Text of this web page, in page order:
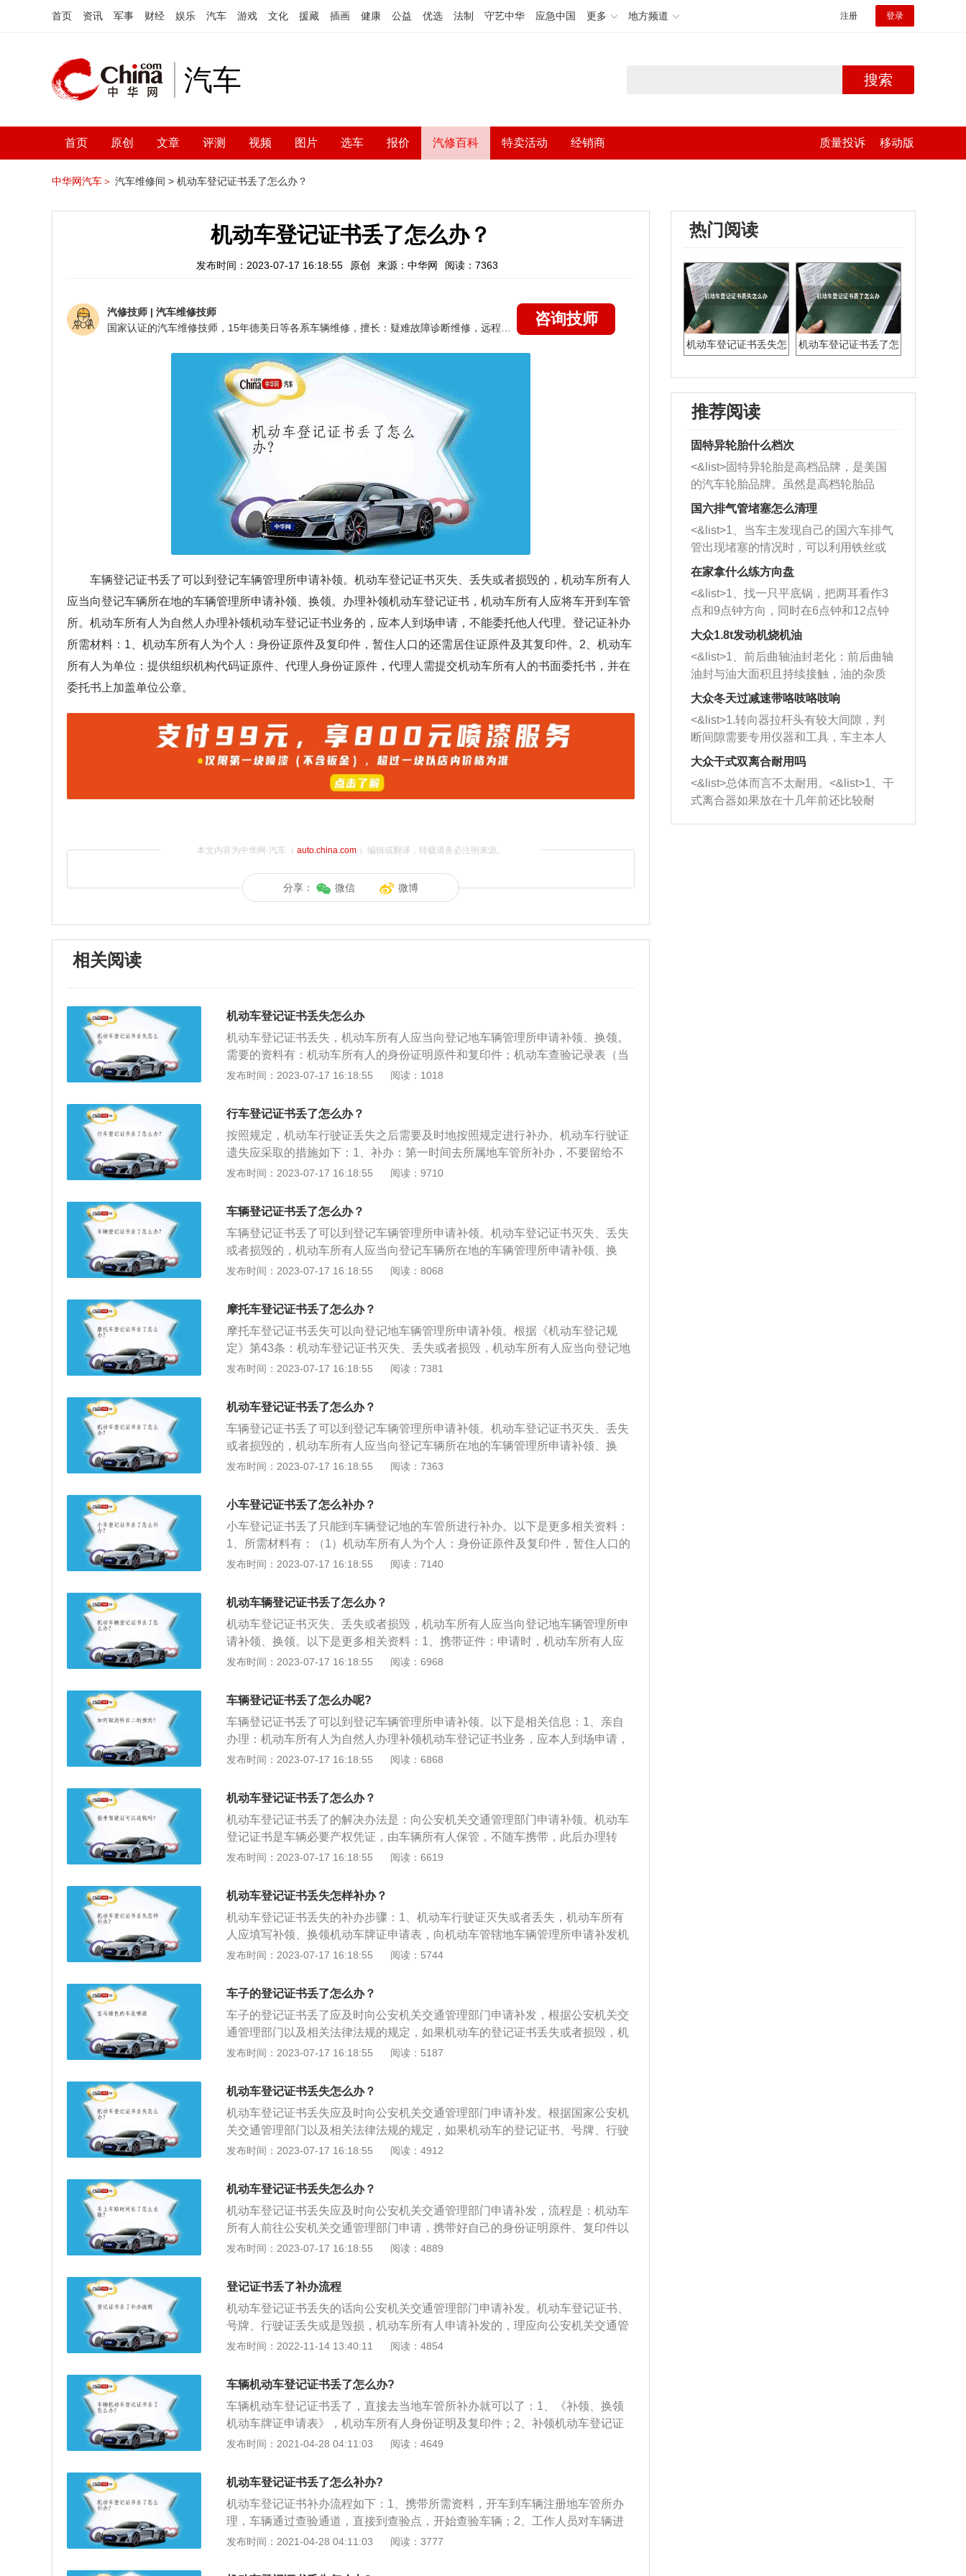
首页 资讯 军事 财经 娱乐 汽车 游戏 文化 援藏 插画 健康 公益 优选 法制 守艺中华 应急中国 更多 地方频道 注册 登录
汽车 搜索
首页 原创 文章 评测 视频 图片 选车 报价 汽修百科 特卖活动 经销商 质量投诉 移动版
中华网汽车＞ 汽车维修间 > 机动车登记证书丢了怎么办？
机动车登记证书丢了怎么办？
发布时间：2023-07-17 16:18:55 原创 来源：中华网 阅读：7363
汽修技师 | 汽车维修技师
咨询技师
车辆登记证书丢了可以到登记车辆管理所申请补领。机动车登记证书灭失、丢失或者损毁的，机动车所有人
应当向登记车辆所在地的车辆管理所申请补领、换领。办理补领机动车登记证书，机动车所有人应将车开到车管
所。机动车所有人为自然人办理补领机动车登记证书业务的，应本人到场申请，不能委托他人代理。登记证补办
所需材料：1、机动车所有人为个人：身份证原件及复印件，暂住人口的还需居住证原件及其复印件。2、机动车
所有人为单位：提供组织机构代码证原件、代理人身份证原件，代理人需提交机动车所有人的书面委托书，并在
委托书上加盖单位公章。
本文内容为中华网·汽车（ auto.china.com）编辑或翻译，转载请务必注明来源。
分享： 微信 微博
相关阅读
机动车登记证书丢失怎么办
机动车登记证书丢失，机动车所有人应当向登记地车辆管理所申请补领、换领。
需要的资料有：机动车所有人的身份证明原件和复印件；机动车查验记录表（当
场办理）；如果是在异地，需要居住证。如果单位补办，需要授权委托书，并加
及复印件。根据《机动车登记规定》机动车登记证书、行驶证灭失、丢失或者损
毁的，机动车所有人应当向登记地车辆管理所申请补领、换领。申请时，机动车
所有人应当确认申请信息并提交身份证明。车辆管理所应当审查提交的证明、凭
证，收回损毁的登记证书、行驶证，自受理之日起一日内补发、换发登记证书、
行驶证。补领、换领机动车登记证书、行驶证的，原机动车登记证书、行驶证作
发布时间：2023-07-17 16:18:55 阅读：1018
行车登记证书丢了怎么办？
按照规定，机动车行驶证丢失之后需要及时地按照规定进行补办。机动车行驶证
遗失应采取的措施如下：1、补办：第一时间去所属地车管所补办，不要留给不
法分子太多时间伪造。如果身在外地，只需要到当地车管所填写一份申请表，提
3”手机软件，注册绑定驾驶员和车辆信息，点击“行驶证补换领”即可进行补办，车
管所审批制证后会寄回资料。
发布时间：2023-07-17 16:18:55 阅读：9710
车辆登记证书丢了怎么办？
车辆登记证书丢了可以到登记车辆管理所申请补领。机动车登记证书灭失、丢失
或者损毁的，机动车所有人应当向登记车辆所在地的车辆管理所申请补领、换
领。办理补领机动车登记证书，机动车所有人应将车开到车管所。机动车所有人
理。登记证补办所需材料：1、机动车所有人为个人的：身份证原件及复印件，
暂住人口的还需居住证原件及其复印件；2、机动车所有人为单位的：提供组织
机构代码证原件、代理人身份证原件，代理人需提交机动车所有人的书面委托
书，并在委托书上加盖单位公章。
发布时间：2023-07-17 16:18:55 阅读：8068
摩托车登记证书丢了怎么办？
摩托车登记证书丢失可以向登记地车辆管理所申请补领。根据《机动车登记规
定》第43条：机动车登记证书灭失、丢失或者损毁，机动车所有人应当向登记地
车辆管理所申请补领、换领。申请时，机动车所有人应当提交身份证明。拓展资
辆所有人保管，不随车携带。此后办理转籍、过户等任何车辆登记时都要求出
具，并在其上记录车辆的有关情况，相当于车子的户口本。
发布时间：2023-07-17 16:18:55 阅读：7381
机动车登记证书丢了怎么办？
车辆登记证书丢了可以到登记车辆管理所申请补领。机动车登记证书灭失、丢失
或者损毁的，机动车所有人应当向登记车辆所在地的车辆管理所申请补领、换
领。办理补领机动车登记证书，机动车所有人应将车开到车管所。机动车所有人
理。登记证补办所需材料：1、机动车所有人为个人：身份证原件及复印件，暂
住人口的还需居住证原件及其复印件。2、机动车所有人为单位：提供组织机构
代码证原件、代理人身份证原件，代理人需提交机动车所有人的书面委托书，并
在委托书上加盖单位公章。
发布时间：2023-07-17 16:18:55 阅读：7363
小车登记证书丢了怎么补办？
小车登记证书丢了只能到车辆登记地的车管所进行补办。以下是更多相关资料：
1、所需材料有：（1）机动车所有人为个人：身份证原件及复印件，暂住人口的
还需居住证原件及其复印件。（2）机动车所有人为单位：提供组织机构代码证
书上加盖单位公章。2、其他要求：办理补领机动车登记证书，机动车所有人应
将车开到车管所。机动车所有人为自然人办理补领《机动车登记证书》业务，应
本人到场申请，不能委托他人代理。机动车所有人因死亡、出境、重病残和不可
抗力等原因不能到场补领《机动车登记证书》，应当出具有关证明，然后凭公证
机关公证过的相关证明和机动车所有人书面委托，委托代理人代理申领。
发布时间：2023-07-17 16:18:55 阅读：7140
机动车辆登记证书丢了怎么办？
机动车登记证书灭失、丢失或者损毁，机动车所有人应当向登记地车辆管理所申
请补领、换领。以下是更多相关资料：1、携带证件：申请时，机动车所有人应
当填写申请表并提交身份证明，属于补领机动车登记证书的驾驶员，还应当交验
凭证，补发、换发机动车登记证书。2、注意事项：（1）先不要去车管所大厅，
要先去小车查验岗验车。（2）如果是私家车，丢失了“产权证”，本人可持行驶
证、身份证到车管所办理补办手续。补领《机动车登记证书》必须是本人亲自到
场，不得委托他人代理。（3）如果是单位车辆，还需带上单位介绍信等资料。
办理时车主到车管所业务大厅，填写补办申请表，并要到机动车检验岗检验车
发布时间：2023-07-17 16:18:55 阅读：6968
车辆登记证书丢了怎么办呢?
车辆登记证书丢了可以到登记车辆管理所申请补领。以下是相关信息：1、亲自
办理：机动车所有人为自然人办理补领机动车登记证书业务，应本人到场申请，
不能委托他人代理。2、代理人申领：机动车所有人因死亡、出境、重病残和不
证机关公证过的相关证明和机动车所有人书面委托，委托代理人代理申领。
发布时间：2023-07-17 16:18:55 阅读：6868
机动车登记证书丢了怎么办？
机动车登记证书丢了的解决办法是：向公安机关交通管理部门申请补领。机动车
登记证书是车辆必要产权凭证，由车辆所有人保管，不随车携带，此后办理转
籍、过户等任何车辆登记时都要求出具，并在其上记录车辆的有关情况，相当于
损毁，机动车所有人申请补发的，应当向公安机关交通管理部门提交机动车所有
人本人的身份证明和申请材料，经公安机关交通管理部门校对核实机动车登记档
案后，自收到申请之日起的15日内补发。
发布时间：2023-07-17 16:18:55 阅读：6619
机动车登记证书丢失怎样补办？
机动车登记证书丢失的补办步骤：1、机动车行驶证灭失或者丢失，机动车所有
人应填写补领、换领机动车牌证申请表，向机动车管辖地车辆管理所申请补发机
动车行驶证；2、申请补领机动车行驶证的机动车，必须在车辆定期检验周期
车登记业务流程记录单、机动车补、换发牌证申请表、机动车登记证书、车主身
份证明复印件、车辆照片3张、委托书、受委托人的身份证明等资料。
发布时间：2023-07-17 16:18:55 阅读：5744
车子的登记证书丢了怎么办？
车子的登记证书丢了应及时向公安机关交通管理部门申请补发，根据公安机关交
通管理部门以及相关法律法规的规定，如果机动车的登记证书丢失或者损毁，机
动车所有人申请补发的，应当向公安机关交通管理部门提交机动车所有人本人的
内补发。机动车所有人在前往公安机关交通管理部门申请时，要携带好自己的身
份证明原件、复印件以及机动车检查记录表、机动车牌证申请表当场办理，并且
需要将车辆开到车管所，由本人到场申请。
发布时间：2023-07-17 16:18:55 阅读：5187
机动车登记证书丢失怎么办？
机动车登记证书丢失应及时向公安机关交通管理部门申请补发。根据国家公安机
关交通管理部门以及相关法律法规的规定，如果机动车的登记证书、号牌、行驶
证丢失或者损毁，机动车所有人申请补发的，应当向公安机关交通管理部门提交
动车登记档案后，自收到申请之日起的15日内补发。机动车所有人在前往公安机
关交通管理部门申请时，要携带好自己的身份证明原件、复印件以及机动车检查
记录表、机动车牌证申请表当场办理，并且需要将车辆开到车管所，由本人到场
申请。
发布时间：2023-07-17 16:18:55 阅读：4912
机动车登记证书丢失怎么办？
机动车登记证书丢失应及时向公安机关交通管理部门申请补发，流程是：机动车
所有人前往公安机关交通管理部门申请，携带好自己的身份证明原件、复印件以
及机动车检查记录表、机动车牌证申请表当场办理，并且需要将车辆开到车管
保管，不随车携带。此后办理转籍、过户等任何车辆登记时都要求出具车辆登记
证，并在上面记录车辆的相关情况，相当于车子的“户口本”。
发布时间：2023-07-17 16:18:55 阅读：4889
登记证书丢了补办流程
机动车登记证书丢失的话向公安机关交通管理部门申请补发。机动车登记证书、
号牌、行驶证丢失或是毁损，机动车所有人申请补发的，理应向公安机关交通管
理部门递交个人身份证件和申请材料。公安机关交通管理部门经与机动车登记档
了以后不需要挂失，立即去车辆管理所申请补办就可以，可是申请补办的那时候
要填好《机动车驾驶证遗失书面声明》，书面声明驾驶证确系遗失，由遗失的驾
驶证所引起的不善结果与你无关。补办流程：1、个人到车辆管理所补办。必须
带上个人的身份证原件复印件，非本地居民还需要带上居住证原件复印件到附近
的车辆管理所。在车辆管理所填写《机动车牌证申请表》，随后把证件和填完的
须填写《机动车业务委托书》，单位的组织机构代码证原件，单位授权证书原
件、委托人的二代身份证原件，凭单位联系电话、委托人个人手机号码去车辆管
理所相应的窗口办理。3、网络办理。在车管所官网注册，准备材料，快递员上
发布时间：2022-11-14 13:40:11 阅读：4854
车辆机动车登记证书丢了怎么办?
车辆机动车登记证书丢了，直接去当地车管所补办就可以了：1、《补领、换领
机动车牌证申请表》，机动车所有人身份证明及复印件；2、补领机动车登记证
书的需提交《被盗抢机动车查询表》，换领机动车登记证书的需提交原机动车登
动车登记证书按规定不得代理）。
发布时间：2021-04-28 04:11:03 阅读：4649
机动车登记证书丢了怎么补办?
机动车登记证书补办流程如下：1、携带所需资料，开车到车辆注册地车管所办
理，车辆通过查验通道，直接到查验点，开始查验车辆；2、工作人员对车辆进
行查验，查验完成后，车主到查验服务处确认信息；3、然后到业务大厅导办服
理凭证到收费窗口交费，然后到取证窗口打印机动车登记证书，补办完成。
发布时间：2021-04-28 04:11:03 阅读：3777
热门阅读
机动车登记证书丢失怎
机动车登记证书丢了怎
推荐阅读
固特异轮胎什么档次
<&list>固特异轮胎是高档品牌，是美国
的汽车轮胎品牌。虽然是高档轮胎品
牌，但是中高低端的轮胎都有生产，这
也是为了更好的开拓市场。
国六排气管堵塞怎么清理
<&list>1、当车主发现自己的国六车排气
管出现堵塞的情况时，可以利用铁丝或
者是细棍，直接将杂物给取出来，如果
堵塞情况比较严重，也可以采取应急措
施。 <&list>2、直接利用木棍将所有的
杂物推到排气管里面的位置处，然后将
三元催化器拆解开，就可以将堵塞的东
西取出来。但如果是因为积碳过多引起
的堵塞，就需要将三元催化器泡在草酸
洗剂对堵塞的情况得到解决，将清洗剂
放在燃油箱中，与燃油混合后，车辆启
动时，就可以和汽油一起进入到燃烧
室，最后形成废气排出，就可以让三元
催化器得到清洗，排气管堵塞的情况就
能够得到解决。
在家拿什么练方向盘
<&list>1、找一只平底锅，把两耳看作3
点和9点钟方向，同时在6点钟和12点钟
方向做一个标记。 <&list>2、双手握住
一圈半的练习，往右同样也要打相同的
圈数。 <&list>3、最后强调要反复练
习，这样就可以形成肌肉记忆，在真实
驾驶车辆时，不需要记忆也能打好方
向。
大众1.8t发动机烧机油
<&list>1、前后曲轴油封老化：前后曲轴
油封与油大面积且持续接触，油的杂质
和发动机内持续温度变化使其密封效果
逐渐减弱，导致渗油或漏油。<&list>2、
活塞间隙过大：积碳会使活塞环与缸体
的间隙扩大，导致机油流入燃烧室中，
造成烧机油。<&list>3、机油粘度。使用
机油粘度过小的话，同样会有烧机油现
象，机油粘度过小具有很好的流动性，
大众冬天过减速带咯吱咯吱响
<&list>1.转向器拉杆头有较大间隙，判
断间隙需要专用仪器和工具，车主本人
无法制作，需要将车辆送到修理厂或4s
店；<&list>2.车辆半轴套管防尘罩破
裂，破裂后会出现漏油现象，使半轴磨
损严重，磨损的半轴容易损坏，产生异
响；<&list>3.稳定器的转向胶套和球头
大众干式双离合耐用吗
<&list>总体而言不太耐用。<&list>1、干
式离合器如果放在十几年前还比较耐